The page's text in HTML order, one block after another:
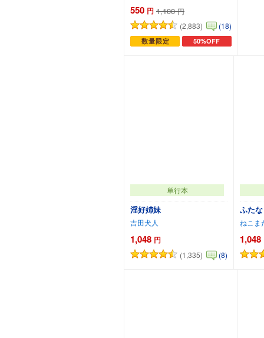
550 円 1,100 円
(2,883)
(18)
数量限定 50%OFF
カートに追加
単行本
淫好姉妹
吉田犬人
1,048 円
(1,335) (8)
カートに追加
ふた
ねこま
1,048